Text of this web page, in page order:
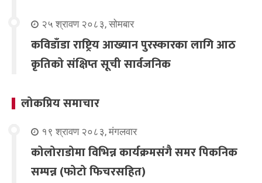
२५ श्रावण २०८३, सोमबार
कविडाँडा राष्ट्रिय आख्यान पुरस्कारका लागि आठ
कृतिको संक्षिप्त सूची सार्वजनिक
लोकप्रिय समाचार
१९ श्रावण २०८३, मंगलवार
कोलोराडोमा विभिन्न कार्यक्रमसंगै समर पिकनिक
सम्पन्न (फोटो फिचरसहित)